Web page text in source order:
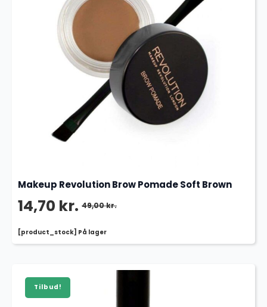
[product_stock] På lager
Makeup Revolution Brow Pomade Soft Brown
49,00kr.
Den
oprindelige
var:
14,70 kr.
Den
aktuelle
er:Tilbud!